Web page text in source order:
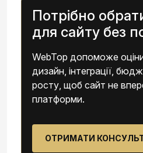
Потрібно
для сайту без
WebTop допоможе
дизайн, інтеграції,
росту, щоб сайт не
платформи.
ОТРИМАТИ